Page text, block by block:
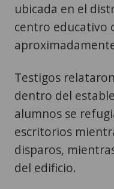
ubicada en el
centro educativo
Testigos
dentro del
alumnos se
escritorios
disparos,
del edificio.